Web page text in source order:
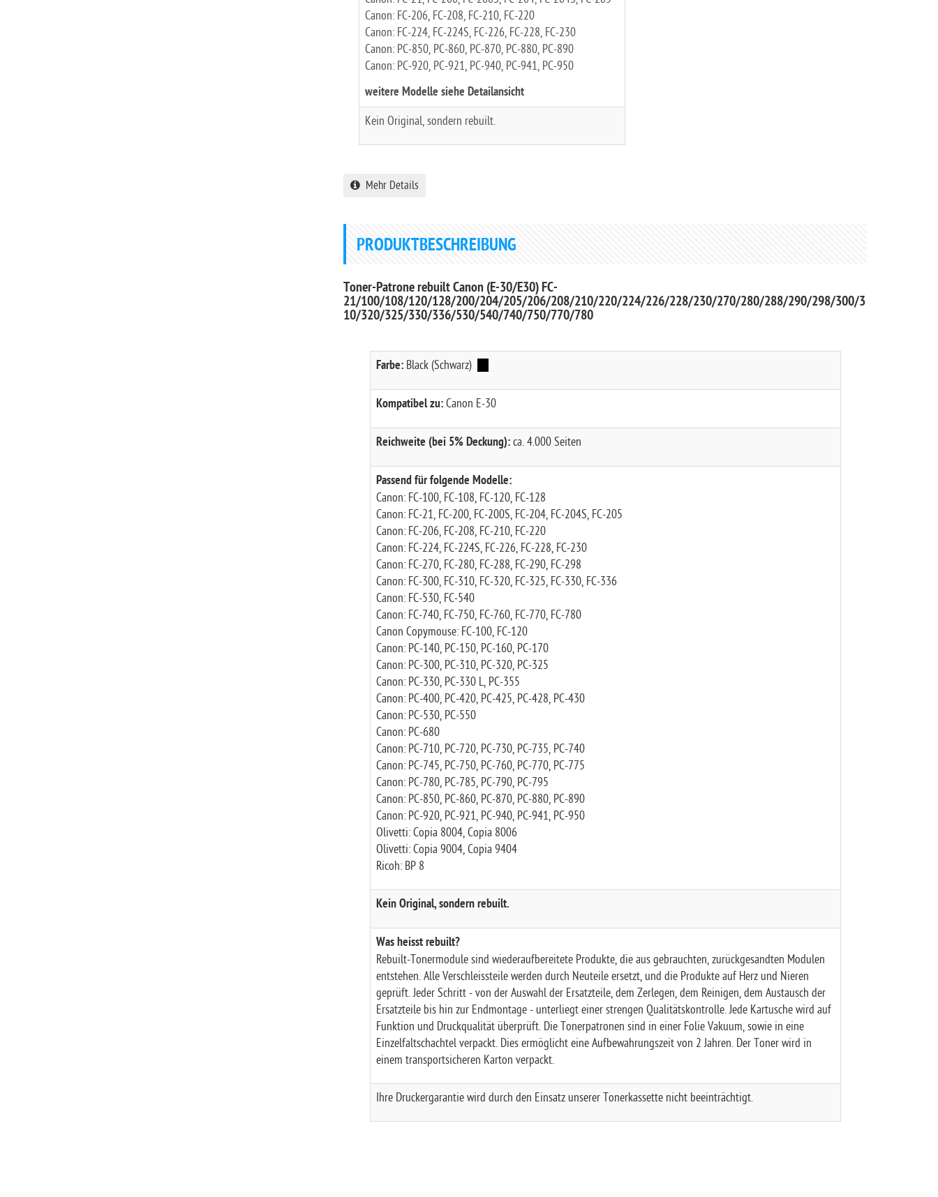
Canon: FC-206, FC-208, FC-210, FC-220
Canon: FC-224, FC-224S, FC-226, FC-228, FC-230
Canon: PC-850, PC-860, PC-870, PC-880, PC-890
Canon: PC-920, PC-921, PC-940, PC-941, PC-950
weitere Modelle siehe Detailansicht
Kein Original, sondern rebuilt.
Mehr Details
PRODUKTBESCHREIBUNG
Toner-Patrone rebuilt Canon (E-30/E30) FC-
21/100/108/120/128/200/204/205/206/208/210/220/224/226/228/230/270/280/288/290/298/300/3
10/320/325/330/336/530/540/740/750/770/780
Farbe:Black (Schwarz)
Kompatibel zu:Canon E-30
Reichweite (bei 5% Deckung):ca. 4.000 Seiten
Passend für folgende Modelle:
Canon: FC-100, FC-108, FC-120, FC-128
Canon: FC-21, FC-200, FC-200S, FC-204, FC-204S, FC-205
Canon: FC-206, FC-208, FC-210, FC-220
Canon: FC-224, FC-224S, FC-226, FC-228, FC-230
Canon: FC-270, FC-280, FC-288, FC-290, FC-298
Canon: FC-300, FC-310, FC-320, FC-325, FC-330, FC-336
Canon: FC-530, FC-540
Canon: FC-740, FC-750, FC-760, FC-770, FC-780
Canon Copymouse: FC-100, FC-120
Canon: PC-140, PC-150, PC-160, PC-170
Canon: PC-300, PC-310, PC-320, PC-325
Canon: PC-330, PC-330 L, PC-355
Canon: PC-400, PC-420, PC-425, PC-428, PC-430
Canon: PC-530, PC-550
Canon: PC-680
Canon: PC-710, PC-720, PC-730, PC-735, PC-740
Canon: PC-745, PC-750, PC-760, PC-770, PC-775
Canon: PC-780, PC-785, PC-790, PC-795
Canon: PC-850, PC-860, PC-870, PC-880, PC-890
Canon: PC-920, PC-921, PC-940, PC-941, PC-950
Olivetti: Copia 8004, Copia 8006
Olivetti: Copia 9004, Copia 9404
Ricoh: BP 8
Kein Original, sondern rebuilt.
Was heisst rebuilt?
Rebuilt-Tonermodule sind wiederaufbereitete Produkte, die aus gebrauchten, zurückgesandten Modulen
entstehen. Alle Verschleissteile werden durch Neuteile ersetzt, und die Produkte auf Herz und Nieren
geprüft. Jeder Schritt - von der Auswahl der Ersatzteile, dem Zerlegen, dem Reinigen, dem Austausch der
Ersatzteile bis hin zur Endmontage - unterliegt einer strengen Qualitätskontrolle. Jede Kartusche wird auf
Funktion und Druckqualität überprüft. Die Tonerpatronen sind in einer Folie Vakuum, sowie in eine
Einzelfaltschachtel verpackt. Dies ermöglicht eine Aufbewahrungszeit von 2 Jahren. Der Toner wird in
einem transportsicheren Karton verpackt.
Ihre Druckergarantie wird durch den Einsatz unserer Tonerkassette nicht beeinträchtigt.